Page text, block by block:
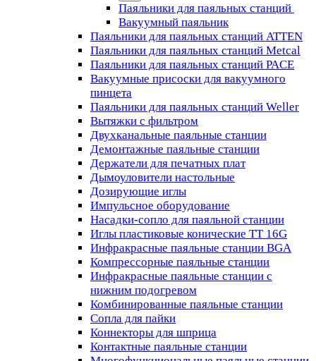
Паяльники для паяльных станций
Вакуумный паяльник
Паяльники для паяльных станций ATTEN
Паяльники для паяльных станций Metcal
Паяльники для паяльных станций PACE
Вакуумные присоски для вакуумного
пинцета
Паяльники для паяльных станций Weller
Вытяжки с фильтром
Двухканальные паяльные станции
Демонтажные паяльные станции
Держатели для печатных плат
Дымоуловители настольные
Дозирующие иглы
Импульсное оборудование
Насадки-сопло для паяльной станции
Иглы пластиковые конические TT 16G
Инфракрасные паяльные станции BGA
Компрессорные паяльные станции
Инфракрасные паяльные станции с
нижним подогревом
Комбинированные паяльные станции
Сопла для пайки
Коннекторы для шприца
Контактные паяльные станции